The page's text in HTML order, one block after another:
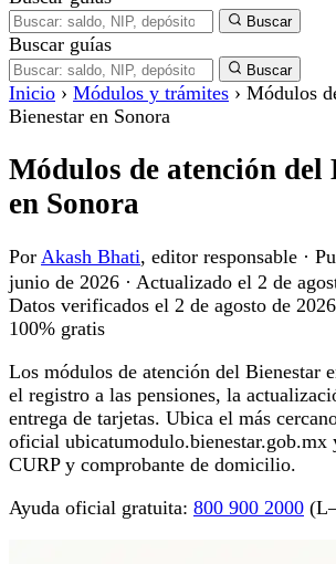
Buscar
Buscar guías
Buscar
Inicio › Módulos y trámites › Módulos
Bienestar en Sonora
Módulos de atención del
en Sonora
Por Akash Bhati, editor responsable ·
junio de 2026 · Actualizado el 2 de
Datos verificados el 2 de agosto de 2026
100% gratis
Los módulos de atención del Bienestar
el registro a las pensiones, la
entrega de tarjetas. Ubica el más
oficial
CURP y comprobante de domicilio.
Ayuda oficial gratuita: 800 900 2000